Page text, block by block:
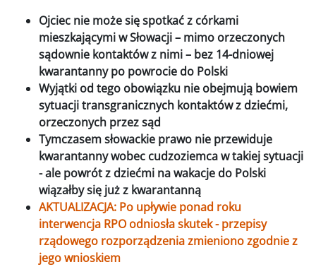
Ojciec nie może się spotkać z córkami
mieszkającymi w Słowacji – mimo orzeczonych
sądownie kontaktów z nimi – bez 14-dniowej
kwarantanny po powrocie do Polski
Wyjątki od tego obowiązku nie obejmują bowiem
sytuacji transgranicznych kontaktów z dziećmi,
orzeczonych przez sąd
Tymczasem słowackie prawo nie przewiduje
kwarantanny wobec cudzoziemca w takiej sytuacji
- ale powrót z dziećmi na wakacje do Polski
wiązałby się już z kwarantanną
AKTUALIZACJA: Po upływie ponad roku
interwencja RPO odniosła skutek - przepisy
rządowego rozporządzenia zmieniono zgodnie z
jego wnioskiem